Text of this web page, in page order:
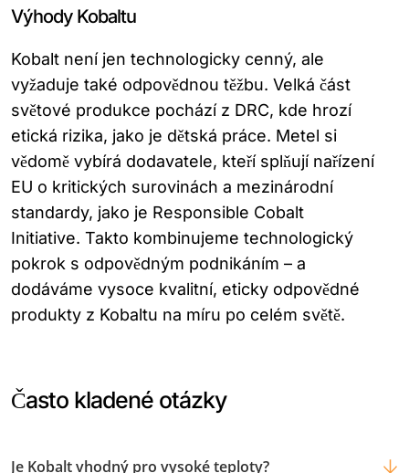
Výhody Kobaltu
Kobalt není jen technologicky cenný, ale
vyžaduje také odpovědnou těžbu. Velká část
světové produkce pochází z DRC, kde hrozí
etická rizika, jako je dětská práce. Metel si
vědomě vybírá dodavatele, kteří splňují nařízení
EU o kritických surovinách a mezinárodní
standardy, jako je Responsible Cobalt
Initiative. Takto kombinujeme technologický
pokrok s odpovědným podnikáním – a
dodáváme vysoce kvalitní, eticky odpovědné
produkty z Kobaltu na míru po celém světě.
Často kladené otázky
Je Kobalt vhodný pro vysoké teploty?